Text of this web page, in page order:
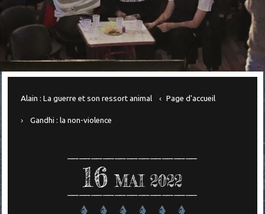
Alain : La guerre et son ressort animal Page d'accueil
Gandhi : la non-violence
16 MAI 2022